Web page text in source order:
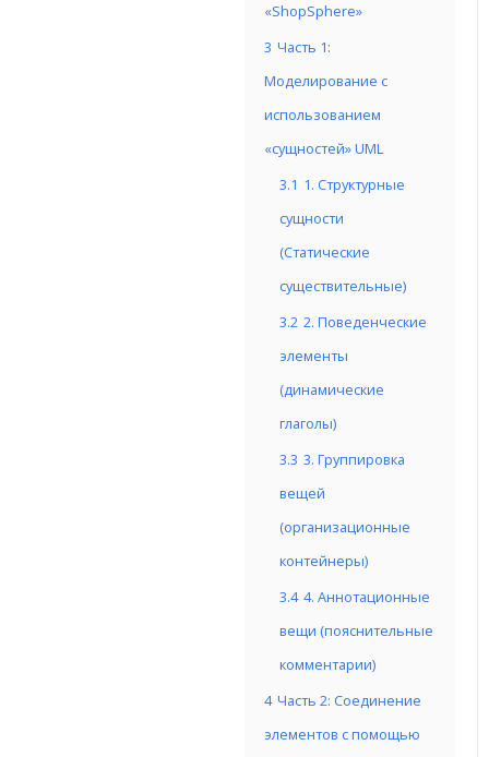
«ShopSphere»
3 Часть 1:
Моделирование с
использованием
«сущностей» UML
3.1 1. Структурные
сущности
(Статические
существительные)
3.2 2. Поведенческие
элементы
(динамические
глаголы)
3.3 3. Группировка
вещей
(организационные
контейнеры)
3.4 4. Аннотационные
вещи (пояснительные
комментарии)
4 Часть 2: Соединение
элементов с помощью